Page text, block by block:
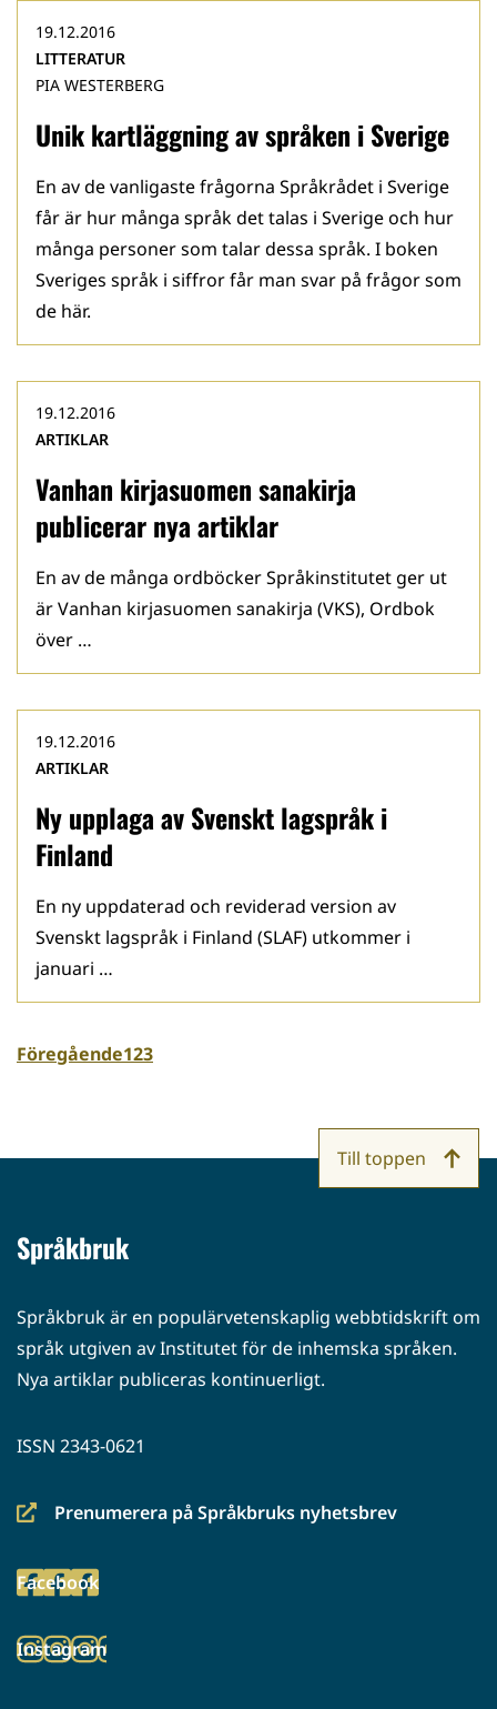
Unik kartläggning av språken i Sverige
19.12.2016
LITTERATUR
PIA WESTERBERG
En av de vanligaste frågorna Språkrådet i Sverige
får är hur många språk det talas i Sverige och hur
många personer som talar dessa språk. I boken
Sveriges språk i siffror får man svar på frågor som
de här.
Vanhan kirjasuomen sanakirja
publicerar nya artiklar
19.12.2016
ARTIKLAR
En av de många ordböcker Språkinstitutet ger ut
är Vanhan kirjasuomen sanakirja (VKS), Ordbok
över …
Ny upplaga av Svenskt lagspråk i
Finland
19.12.2016
ARTIKLAR
En ny uppdaterad och reviderad version av
Svenskt lagspråk i Finland (SLAF) utkommer i
januari …
Föregående123
Språkbruk
Språkbruk är en populärvetenskaplig webbtidskrift om
språk utgiven av Institutet för de inhemska språken.
Nya artiklar publiceras kontinuerligt.
ISSN 2343-0621
Prenumerera på Språkbruks nyhetsbrev
(siirryt
palveluun)
Facebook
(siirryt
palveluun)
Instagram
(siirryt
Till toppen